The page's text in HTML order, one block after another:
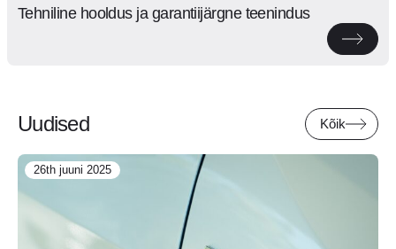
Tehniline hooldus ja garantiijärgne teenindus
Uudised Kõik
26th juuni 2025